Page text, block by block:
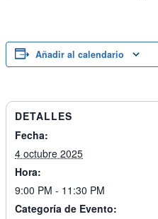
Añadir al calendario
DETALLES
Fecha:
4 octubre 2025
Hora:
9:00 PM - 11:30 PM
Categoría de Evento: